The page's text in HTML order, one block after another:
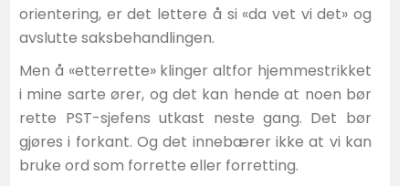
orientering, er det lettere å si «da vet vi det» og
avslutte saksbehandlingen.
Men å «etterrette» klinger altfor hjemmestrikket
i mine sarte ører, og det kan hende at noen bør
rette PST-sjefens utkast neste gang. Det bør
gjøres i forkant. Og det innebærer ikke at vi kan
bruke ord som forrette eller forretting.